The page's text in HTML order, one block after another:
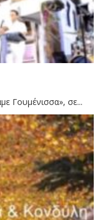
Γουμένισσα», σε...